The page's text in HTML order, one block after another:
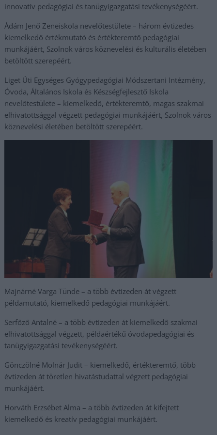
innovatív pedagógiai és tanügyigazgatási tevékenységéért.
Ádám Jenő Zeneiskola nevelőtestülete – három évtizedes
kiemelkedő értékmutató és értékteremtő pedagógiai
munkájáért, Szolnok város köznevelési és kulturális életében
betöltött szerepéért.
Liget Úti Egységes Gyógypedagógiai Módszertani Intézmény,
Óvoda, Általános Iskola és Készségfejlesztő Iskola
nevelőtestülete – kiemelkedő, értékteremtő, magas szakmai
elhivatottsággal végzett pedagógiai munkájáért, Szolnok város
köznevelési életében betöltött szerepéért.
Majnárné Varga Tünde – a több évtizeden át végzett
példamutató, kiemelkedő pedagógiai munkájáért.
Serfőző Antalné – a több évtizeden át kiemelkedő szakmai
elhivatottsággal végzett, példaértékű óvodapedagógiai és
tanügyigazgatási tevékenységéért.
Gönczölné Molnár Judit – kiemelkedő, értékteremtő, több
évtizeden át töretlen hivatástudattal végzett pedagógiai
munkájáért.
Horváth Erzsébet Alma – a több évtizeden át kifejtett
kiemelkedő és kreatív pedagógiai munkájáért.